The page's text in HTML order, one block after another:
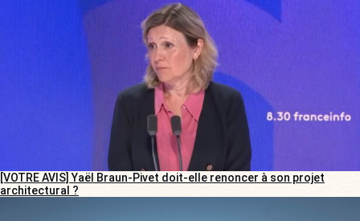
[VOTRE AVIS] Yaël Braun-Pivet doit-elle renoncer à son projet
architectural ?